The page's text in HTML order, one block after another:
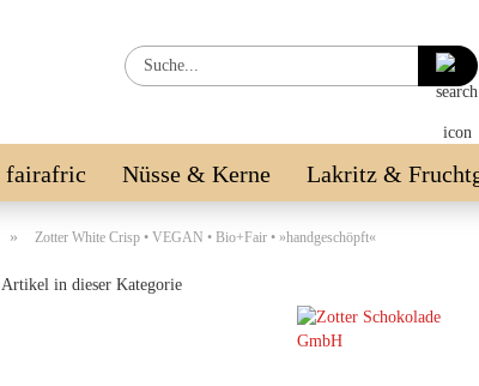
fairafric Nüsse & Kerne Lakritz &
SALE %
» Zotter White Crisp • VEGAN • Bio+Fair • »handgeschöpft«
Artikel in dieser Kategorie